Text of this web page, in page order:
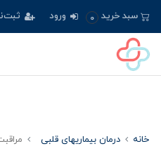
سبد خرید 0 ورود
خانه درمان بیماریهای قلبی